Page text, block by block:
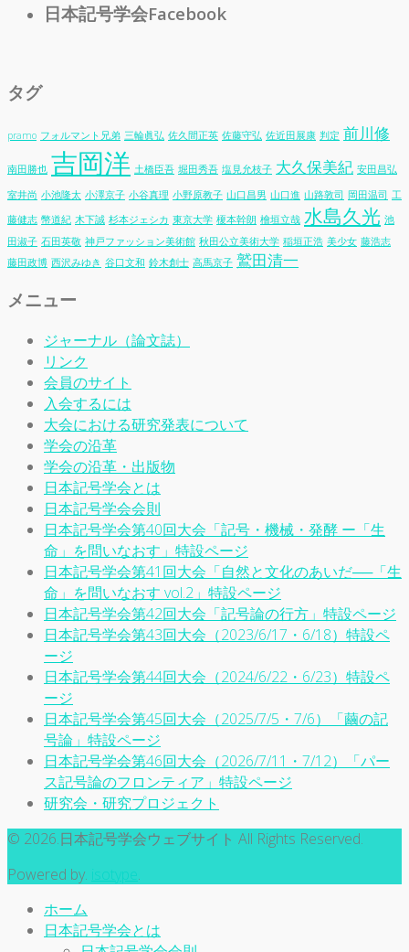
日本記号学会Facebook
タグ
pramo フォルマント兄弟 三輪眞弘 佐久間正英 佐藤守弘 佐近田展康 判定 前川修
南田勝也 吉岡洋 土橋臣吾 堀田秀吾 塩見允枝子 大久保美紀 安田昌弘
室井尚 小池隆太 小澤京子 小谷真理 小野原教子 山口昌男 山口進 山路敦司 岡田温司 工
藤健志 幣道紀 木下誠 杉本ジェシカ 東京大学 榎本幹朗 檜垣立哉 水島久光 池
田淑子 石田英敬 神戸ファッション美術館 秋田公立美術大学 稲垣正浩 美少女 藤浩志
藤田政博 西沢みゆき 谷口文和 鈴木創士 高馬京子 鷲田清一
メニュー
ジャーナル（論文誌）
リンク
会員のサイト
入会するには
大会における研究発表について
学会の沿革
学会の沿革・出版物
日本記号学会とは
日本記号学会会則
日本記号学会第40回大会「記号・機械・発酵 ー「生
命」を問いなおす」特設ページ
日本記号学会第41回大会「自然と文化のあいだ──「生
命」を問いなおす vol.2」特設ページ
日本記号学会第42回大会「記号論の行方」特設ページ
日本記号学会第43回大会（2023/6/17・6/18）特設ペ
ージ
日本記号学会第44回大会（2024/6/22・6/23）特設ペ
ージ
日本記号学会第45回大会（2025/7/5・7/6）「繭の記
号論」特設ページ
日本記号学会第46回大会（2026/7/11・7/12）「パー
ス記号論のフロンティア」特設ページ
研究会・研究プロジェクト
© 2026.日本記号学会ウェブサイト All Rights Reserved.
Powered by. isotype.
ホーム
日本記号学会とは